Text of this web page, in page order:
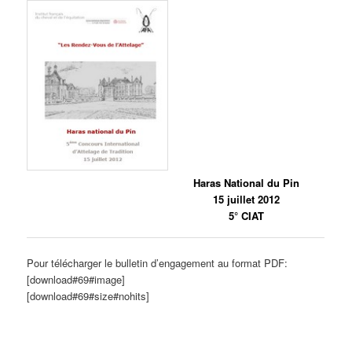
Haras National du Pin
15 juillet 2012
5° CIAT
Pour télécharger le bulletin d’engagement au format PDF:
[download#69#image]
[download#69#size#nohits]